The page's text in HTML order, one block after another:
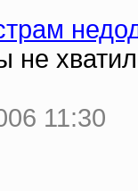
не
11:30